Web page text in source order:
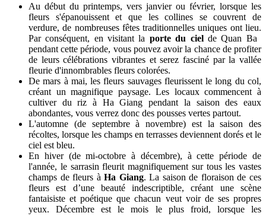
Au début du printemps, vers janvier ou février, lorsque les
fleurs s'épanouissent et que les collines se couvrent de
verdure, de nombreuses fêtes traditionnelles uniques ont lieu.
Par conséquent, en visitant la porte du cielde Quan Ba ​​​​
pendant cette période, vous pouvez avoir la chance de profiter
de leurs célébrations vibrantes et serez fasciné par la vallée
fleurie d'innombrables fleurs colorées.
De mars à mai, les fleurs sauvages fleurissent le long du col,
créant un magnifique paysage. Les locaux commencent à
cultiver du riz à Ha Giang pendant la saison des eaux
abondantes, vous verrez donc des pousses vertes partout.
L'automne (de septembre à novembre) est la saison des
récoltes, lorsque les champs en terrasses deviennent dorés et le
ciel est bleu.
En hiver (de mi-octobre à décembre), à cette période de
l'année, le sarrasin fleurit magnifiquement sur tous les vastes
champs de fleurs àHa Giang. La saison de floraison de ces
fleurs est d’une beauté indescriptible, créant une scène
fantaisiste et poétique que chacun veut voir de ses propres
yeux. Décembre est le mois le plus froid, lorsque les